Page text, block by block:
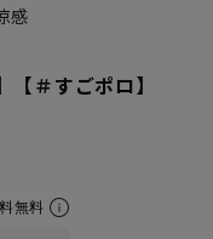
感
＃すごポロ】
無料